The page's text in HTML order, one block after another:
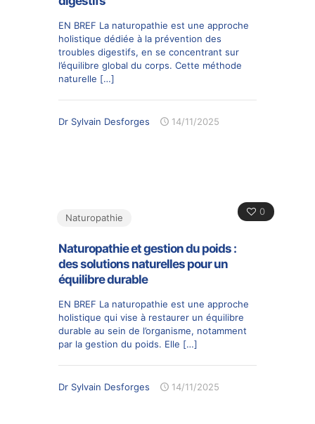
EN BREF La naturopathie est une approche
holistique dédiée à la prévention des
troubles digestifs, en se concentrant sur
l’équilibre global du corps. Cette méthode
naturelle […]
Dr Sylvain Desforges 14/11/2025
0
Naturopathie
Naturopathie et gestion du poids :
des solutions naturelles pour un
équilibre durable
EN BREF La naturopathie est une approche
holistique qui vise à restaurer un équilibre
durable au sein de l’organisme, notamment
par la gestion du poids. Elle […]
Dr Sylvain Desforges 14/11/2025